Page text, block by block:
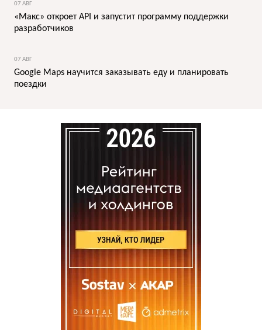
07 АВГ
«Макс» откроет API и запустит программу поддержки
разработчиков
07 АВГ
Google Maps научится заказывать еду и планировать
поездки